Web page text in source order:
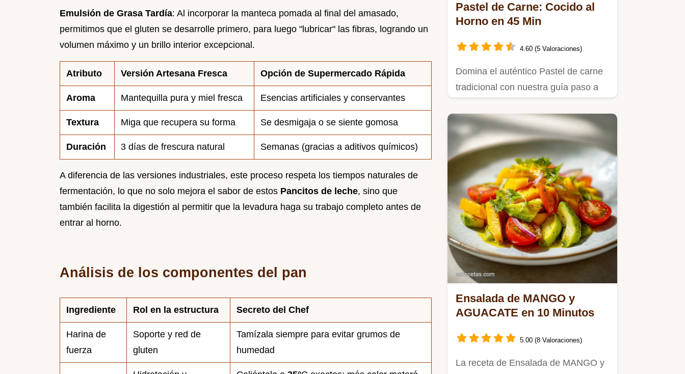
Emulsión de Grasa Tardía: Al incorporar la manteca pomada al final del amasado,
permitimos que el gluten se desarrolle primero, para luego "lubricar" las fibras, logrando un
volumen máximo y un brillo interior excepcional.
Atributo Versión Artesana Fresca Opción de Supermercado Rápida
Aroma Mantequilla pura y miel fresca Esencias artificiales y conservantes
Textura Miga que recupera su forma Se desmigaja o se siente gomosa
Duración 3 días de frescura natural Semanas (gracias a aditivos químicos)
A diferencia de las versiones industriales, este proceso respeta los tiempos naturales de
fermentación, lo que no solo mejora el sabor de estos Pancitos de leche, sino que
también facilita la digestión al permitir que la levadura haga su trabajo completo antes de
entrar al horno.
Análisis de los componentes del pan
Ingrediente Rol en la estructura Secreto del Chef
Harina de
fuerza
Soporte y red de
gluten
Tamízala siempre para evitar grumos de
humedad
Pastel de Carne: Cocido al
Horno en 45 Min
4.60 (5 Valoraciones)
Domina el auténtico Pastel de carne
tradicional con nuestra guía paso a
Ensalada de MANGO y
AGUACATE en 10 Minutos
5.00 (8 Valoraciones)
La receta de Ensalada de MANGO y